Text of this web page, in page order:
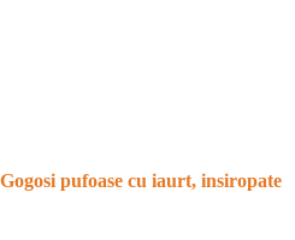
Gogosi pufoase cu iaurt, insiropate